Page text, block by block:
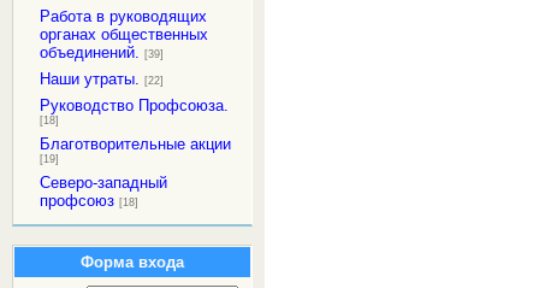
Работа в руководящих
органах общественных
объединений. [39]
Наши утраты. [22]
Руководство Профсоюза.
[18]
Благотворительные акции
[19]
Северо-западный
профсоюз [18]
Форма входа